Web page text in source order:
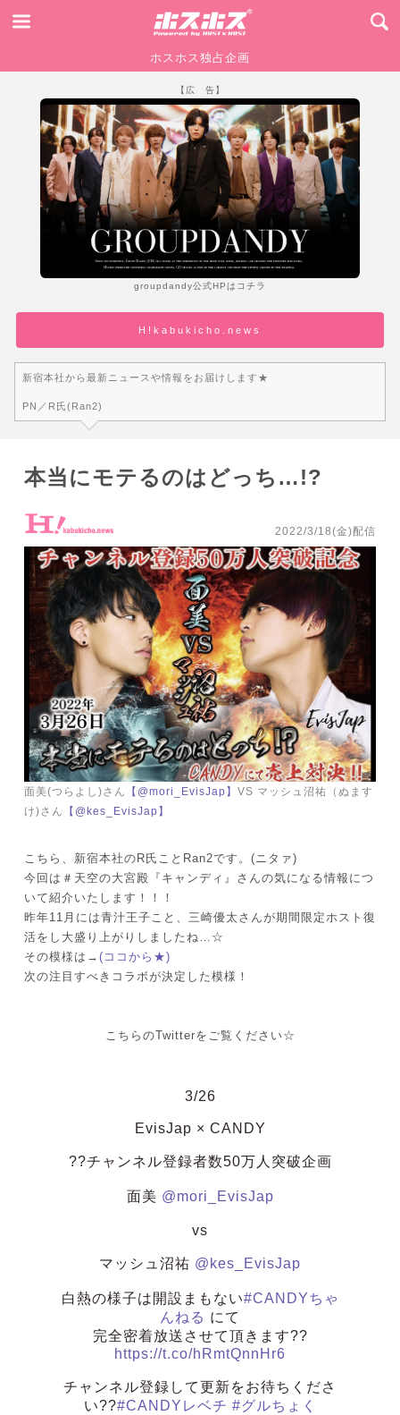
ホスホス独占企画
【広 告】
groupdandy公式HPはコチラ
H!kabukicho.news
新宿本社から最新ニュースや情報をお届けします★
PN／R氏(Ran2)
本当にモテるのはどっち…!?
2022/3/18(金)配信
面美(つらよし)さん 【@mori_EvisJap】 VS マッシュ沼祐（ぬます
け)さん
【@kes_EvisJap】
こちら、新宿本社のR氏ことRan2です。(ニタァ)
今回は＃天空の大宮殿『キャンディ』さんの気になる情報につ
いて紹介いたします！！！
昨年11月には青汁王子こと、三崎優太さんが期間限定ホスト復
活をし大盛り上がりしましたね…☆
その模様は→ (ココから★)
次の注目すべきコラボが決定した模様！
こちらのTwitterをご覧ください☆
3/26
EvisJap × CANDY
??チャンネル登録者数50万人突破企画
面美 @mori_EvisJap
vs
マッシュ沼祐 @kes_EvisJap
白熱の様子は開設まもない#CANDYちゃ
んねる にて
完全密着放送させて頂きます??
https://t.co/hRmtQnnHr6
チャンネル登録して更新をお待ちくださ
い??#CANDYレベチ #グルちょく